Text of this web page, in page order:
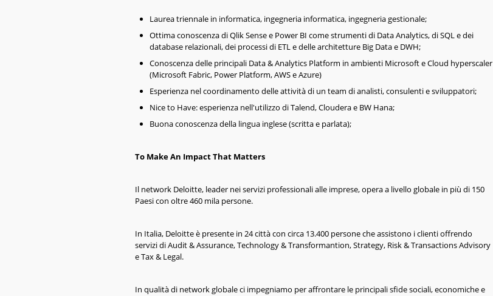
Laurea triennale in informatica, ingegneria informatica, ingegneria gestionale;
Ottima conoscenza di Qlik Sense e Power BI come strumenti di Data Analytics, di SQL e dei
database relazionali, dei processi di ETL e delle architetture Big Data e DWH;
Conoscenza delle principali Data & Analytics Platform in ambienti Microsoft e Cloud hyperscaler
(Microsoft Fabric, Power Platform, AWS e Azure)
Esperienza nel coordinamento delle attività di un team di analisti, consulenti e sviluppatori;
Nice to Have: esperienza nell'utilizzo di Talend, Cloudera e BW Hana;
Buona conoscenza della lingua inglese (scritta e parlata);
To Make An Impact That Matters
Il network Deloitte, leader nei servizi professionali alle imprese, opera a livello globale in più di 150
Paesi con oltre 460 mila persone.
In Italia, Deloitte è presente in 24 città con circa 13.400 persone che assistono i clienti offrendo
servizi di Audit & Assurance, Technology & Transformantion, Strategy, Risk & Transactions Advisory
e Tax & Legal.
In qualità di network globale ci impegniamo per affrontare le principali sfide sociali, economiche e